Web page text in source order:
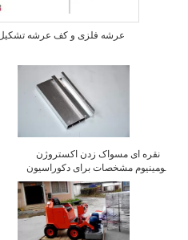
عرشه فلزی و کف عرشه تشکیل دستگاه
نقره ای مسواک زدن اکستروژن
آلومینیوم مشخصات برای دکوراسیون
کف با آلیاژ 6463